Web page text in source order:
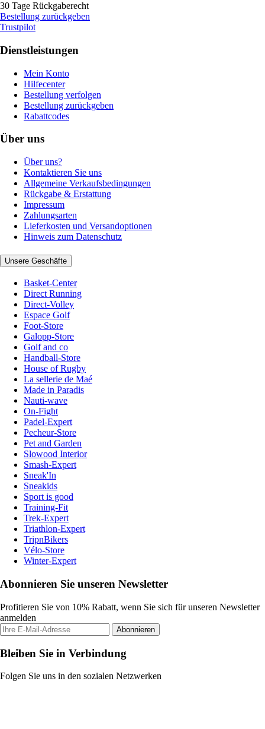
30 Tage Rückgaberecht
Bestellung zurückgeben
Trustpilot
Dienstleistungen
Mein Konto
Hilfecenter
Bestellung verfolgen
Bestellung zurückgeben
Rabattcodes
Über uns
Über uns?
Kontaktieren Sie uns
Allgemeine Verkaufsbedingungen
Rückgabe & Erstattung
Impressum
Zahlungsarten
Lieferkosten und Versandoptionen
Hinweis zum Datenschutz
Unsere Geschäfte
Basket-Center
Direct Running
Direct-Volley
Espace Golf
Foot-Store
Galopp-Store
Golf and co
Handball-Store
House of Rugby
La sellerie de Maé
Made in Paradis
Nauti-wave
On-Fight
Padel-Expert
Pecheur-Store
Pet and Garden
Slowood Interior
Smash-Expert
Sneak'In
Sneakids
Sport is good
Training-Fit
Trek-Expert
Triathlon-Expert
TripnBikers
Vélo-Store
Winter-Expert
Abonnieren Sie unseren Newsletter
Profitieren Sie von 10% Rabatt, wenn Sie sich für unseren Newsletter
anmelden
Abonnieren
Bleiben Sie in Verbindung
Folgen Sie uns in den sozialen Netzwerken